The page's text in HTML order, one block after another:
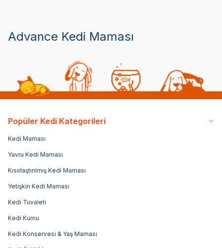
Advance Kedi Maması
Popüler Kedi Kategorileri
Kedi Maması
Yavru Kedi Maması
Kısırlaştırılmış Kedi Maması
Yetişkin Kedi Maması
Kedi Tuvaleti
Kedi Kumu
Kedi Konservesi & Yaş Maması